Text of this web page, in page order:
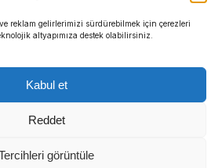
reklam gelirlerimizi sürdürebilmek için çerezleri
altyapımıza destek olabilirsiniz.
Kabul et
Reddet
görüntüle